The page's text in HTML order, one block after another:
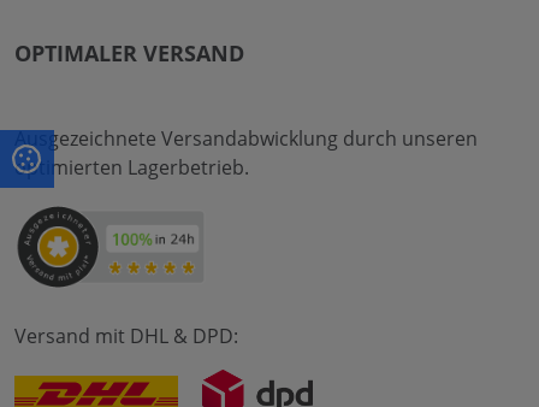
OPTIMALER VERSAND
Ausgezeichnete Versandabwicklung durch unseren
optimierten Lagerbetrieb.
Versand mit DHL & DPD: